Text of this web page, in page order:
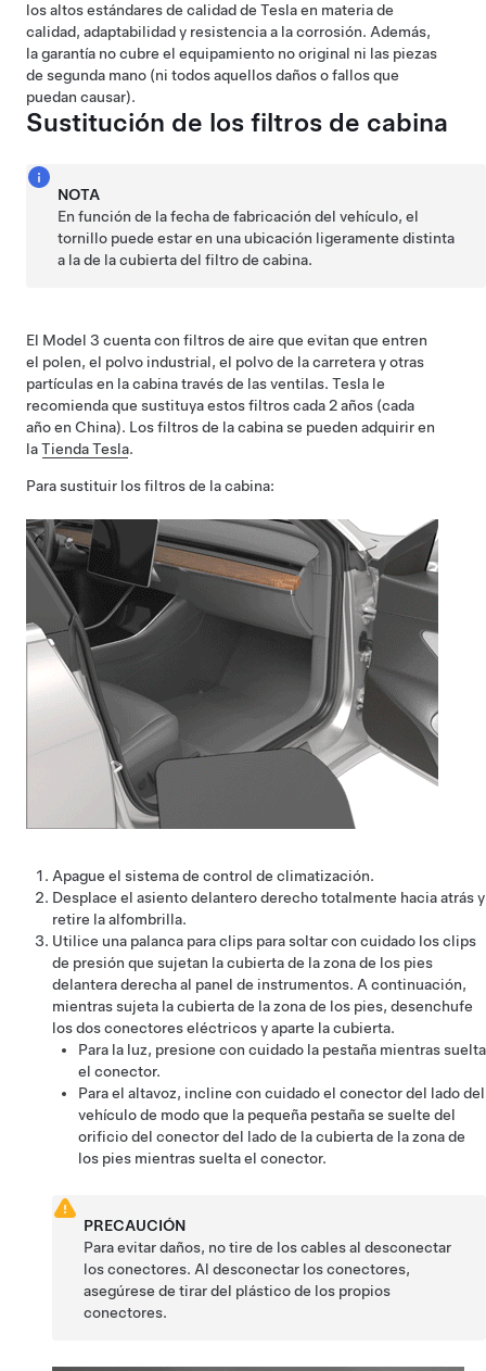
los altos estándares de calidad de Tesla en materia de
calidad, adaptabilidad y resistencia a la corrosión. Además,
la garantía no cubre el equipamiento no original ni las piezas
de segunda mano (ni todos aquellos daños o fallos que
puedan causar).
Sustitución de los filtros de cabina
NOTA
En función de la fecha de fabricación del vehículo, el
tornillo puede estar en una ubicación ligeramente distinta
a la de la cubierta del filtro de cabina.
El Model 3 cuenta con filtros de aire que evitan que entren
el polen, el polvo industrial, el polvo de la carretera y otras
partículas en la cabina través de las ventilas. Tesla le
recomienda que sustituya estos filtros cada 2 años (cada
año en China). Los filtros de la cabina se pueden adquirir en
laTienda Tesla.
Para sustituir los filtros de la cabina:
Apague el sistema de control de climatización.
Desplace el asiento delantero derecho totalmente hacia atrás y
retire la alfombrilla.
Utilice una palanca para clips para soltar con cuidado los clips
de presión que sujetan la cubierta de la zona de los pies
delantera derecha al panel de instrumentos. A continuación,
mientras sujeta la cubierta de la zona de los pies, desenchufe
los dos conectores eléctricos y aparte la cubierta.
Para la luz, presione con cuidado la pestaña mientras suelta
el conector.
Para el altavoz, incline con cuidado el conector del lado del
vehículo de modo que la pequeña pestaña se suelte del
orificio del conector del lado de la cubierta de la zona de
los pies mientras suelta el conector.
PRECAUCIÓN
Para evitar daños, no tire de los cables al desconectar
los conectores. Al desconectar los conectores,
asegúrese de tirar del plástico de los propios
conectores.